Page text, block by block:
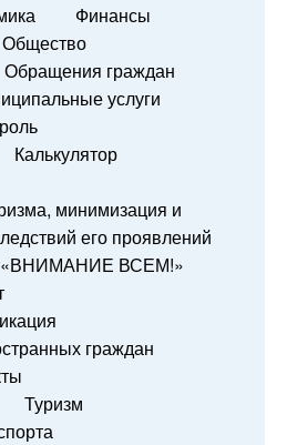
Финансы
Общество
Обращения граждан
услуги
Калькулятор
минимизация и
его проявлений
«ВНИМАНИЕ ВСЕМ!»
граждан
Туризм